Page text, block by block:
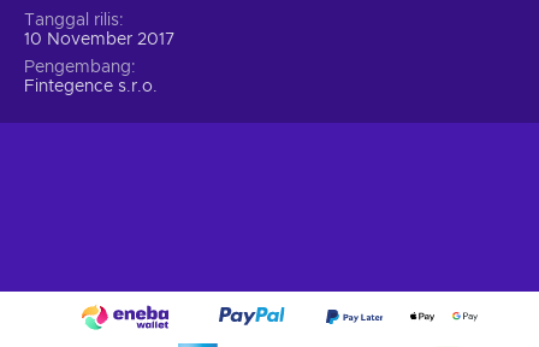
Input your ETH voucher code.
Provide your email for confirmation.
Choose Ethereum (ETH).
Tanggal rilis
10 November 2017
Pengembang
Fintegence s.r.o.